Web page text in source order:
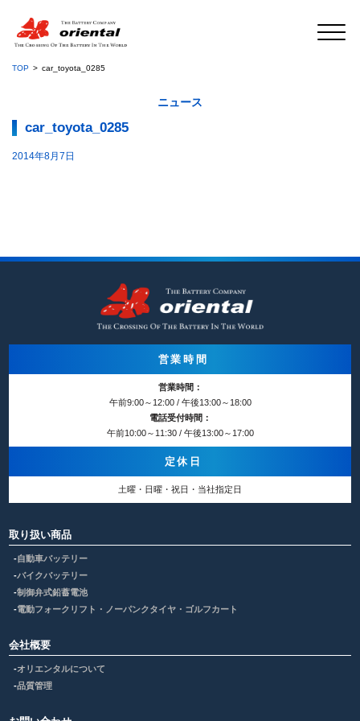
TOP car_toyota_0285
ニュース
car_toyota_0285
2014年8月7日
営業時間
営業時間：
午前9:00～12:00 / 午後13:00～18:00
電話受付時間：
午前10:00～11:30 / 午後13:00～17:00
定休日
土曜・日曜・祝日・当社指定日
取り扱い商品
自動車バッテリー
バイクバッテリー
制御弁式鉛蓄電池
電動フォークリフト・ノーパンクタイヤ・ゴルフカート
会社概要
オリエンタルについて
品質管理